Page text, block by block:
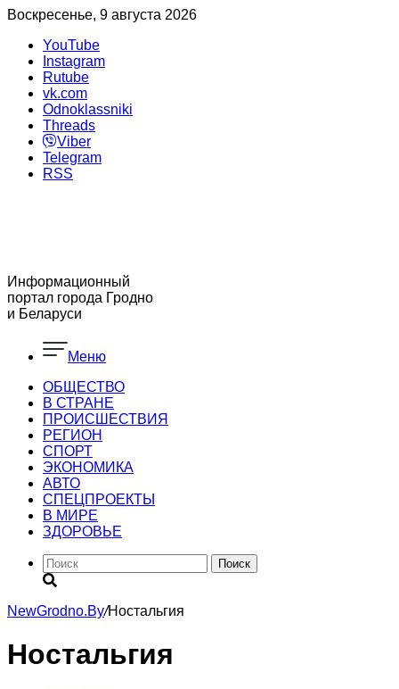
Воскресенье, 9 августа 2026
YouTube
Instagram
Rutube
vk.com
Odnoklassniki
Threads
Viber
Telegram
RSS
Информационный
портал города Гродно
и Беларуси
Меню
ОБЩЕСТВО
В СТРАНЕ
ПРОИСШЕСТВИЯ
РЕГИОН
CПОРТ
ЭКОНОМИКА
АВТО
СПЕЦПРОЕКТЫ
В МИРЕ
ЗДОРОВЬЕ
Поиск
NewGrodno.By/Ностальгия
Ностальгия